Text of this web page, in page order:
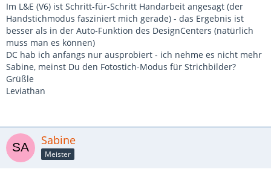
Im L&E (V6) ist Schritt-für-Schritt Handarbeit angesagt (der
Handstichmodus fasziniert mich gerade) - das Ergebnis ist
besser als in der Auto-Funktion des DesignCenters (natürlich
muss man es können)
DC hab ich anfangs nur ausprobiert - ich nehme es nicht mehr
Sabine, meinst Du den Fotostich-Modus für Strichbilder?
Grüßle
Leviathan
Sabine
Meister